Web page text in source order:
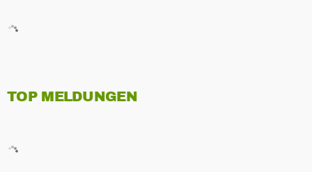
TOP MELDUNGEN